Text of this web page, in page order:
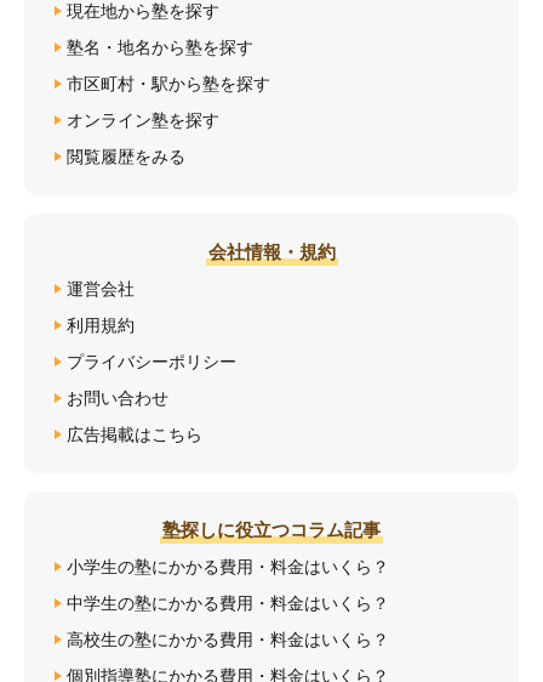
現在地から塾を探す
塾名・地名から塾を探す
市区町村・駅から塾を探す
オンライン塾を探す
閲覧履歴をみる
会社情報・規約
運営会社
利用規約
プライバシーポリシー
お問い合わせ
広告掲載はこちら
塾探しに役立つコラム記事
小学生の塾にかかる費用・料金はいくら？
中学生の塾にかかる費用・料金はいくら？
高校生の塾にかかる費用・料金はいくら？
個別指導塾にかかる費用・料金はいくら？